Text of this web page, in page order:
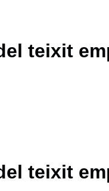
teixit
teixit